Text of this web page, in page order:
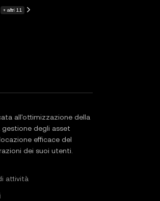
+ altri 11
all'ottimizzazione della
degli asset
efficace del
dei suoi utenti.
attività